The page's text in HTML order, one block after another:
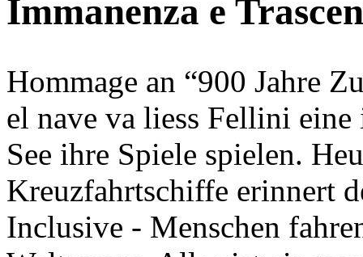
Immanenza e
Hommage an “900 Jahre
el nave va liess Fellini
See ihre Spiele spielen.
Kreuzfahrtschiffe erinnert
Inclusive - Menschen